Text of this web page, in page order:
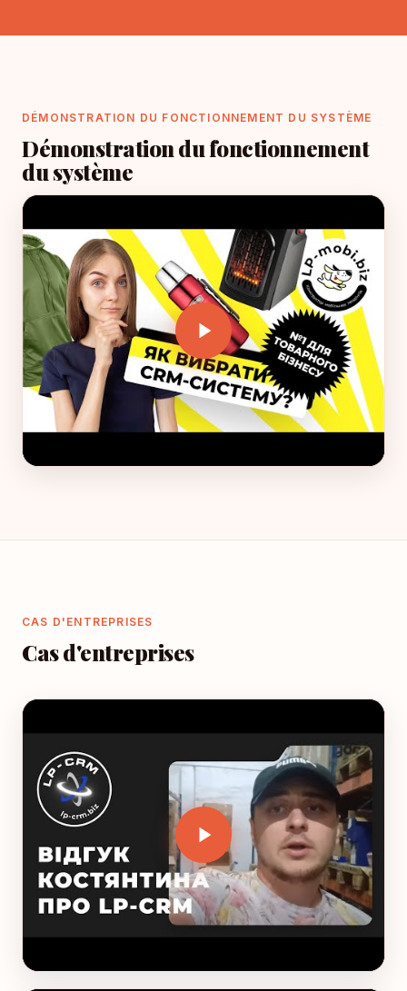
DÉMONSTRATION DU FONCTIONNEMENT DU SYSTÈME
Démonstration du fonctionnement
du système
CAS D'ENTREPRISES
Cas d'entreprises